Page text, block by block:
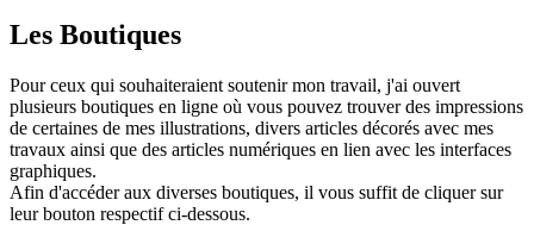
Les Boutiques
Pour ceux qui souhaiteraient soutenir mon travail, j'ai ouvert
plusieurs boutiques en ligne où vous pouvez trouver des impressions
de certaines de mes illustrations, divers articles décorés avec mes
travaux ainsi que des articles numériques en lien avec les interfaces
graphiques.
Afin d'accéder aux diverses boutiques, il vous suffit de cliquer sur
leur bouton respectif ci-dessous.